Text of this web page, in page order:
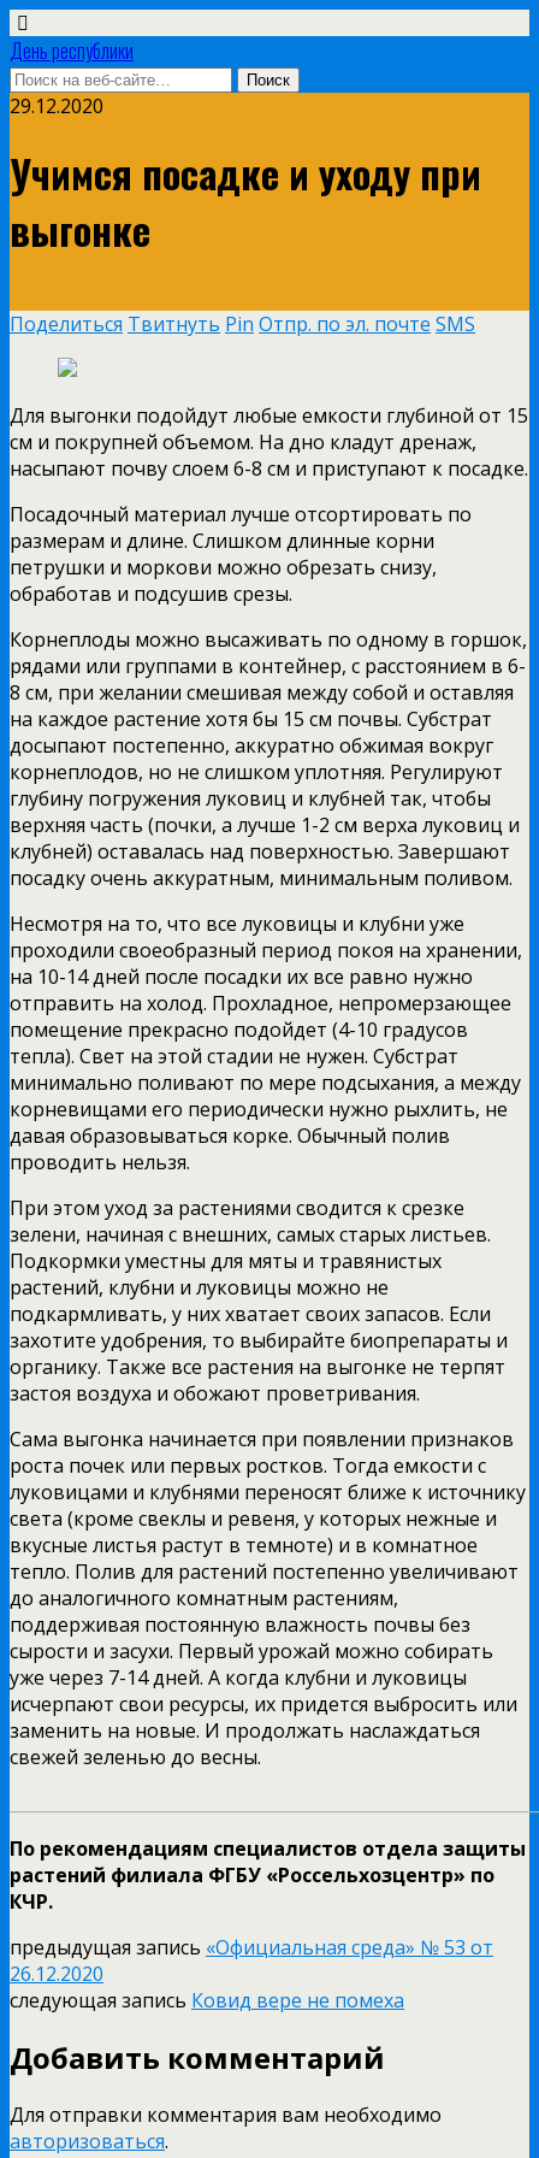
День республики
29.12.2020
Учимся посадке и уходу при
выгонке
Поделиться Твитнуть Pin Отпр. по эл. почте SMS
Для выгонки подойдут любые емкости глубиной от 15
см и покрупней объемом. На дно кладут дренаж,
насыпают почву слоем 6-8 см и приступают к посадке.
Посадочный материал лучше отсортировать по
размерам и длине. Слишком длинные корни
петрушки и моркови можно обрезать снизу,
обработав и подсушив срезы.
Корнеплоды можно высаживать по одному в горшок,
рядами или группами в контейнер, с расстоянием в 6-
8 см, при желании смешивая между собой и оставляя
на каждое растение хотя бы 15 см почвы. Субстрат
досыпают постепенно, аккуратно обжимая вокруг
корнеплодов, но не слишком уплотняя. Регулируют
глубину погружения луковиц и клубней так, чтобы
верхняя часть (почки, а лучше 1-2 см верха луковиц и
клубней) оставалась над поверхностью. Завершают
посадку очень аккуратным, минимальным поливом.
Несмотря на то, что все луковицы и клубни уже
проходили своеобразный период покоя на хранении,
на 10-14 дней после посадки их все равно нужно
отправить на холод. Прохладное, непромерзающее
помещение прекрасно подойдет (4-10 градусов
тепла). Свет на этой стадии не нужен. Субстрат
минимально поливают по мере подсыхания, а между
корневищами его периодически нужно рыхлить, не
давая образовываться корке. Обычный полив
проводить нельзя.
При этом уход за растениями сводится к срезке
зелени, начиная с внешних, самых старых листьев.
Подкормки уместны для мяты и травянистых
растений, клубни и луковицы можно не
подкармливать, у них хватает своих запасов. Если
захотите удобрения, то выбирайте биопрепараты и
органику. Также все растения на выгонке не терпят
застоя воздуха и обожают проветривания.
Сама выгонка начинается при появлении признаков
роста почек или первых ростков. Тогда емкости с
луковицами и клубнями переносят ближе к источнику
света (кроме свеклы и ревеня, у которых нежные и
вкусные листья растут в темноте) и в комнатное
тепло. Полив для растений постепенно увеличивают
до аналогичного комнатным растениям,
поддерживая постоянную влажность почвы без
сырости и засухи. Первый урожай можно собирать
уже через 7-14 дней. А когда клубни и луковицы
исчерпают свои ресурсы, их придется выбросить или
заменить на новые. И продолжать наслаждаться
свежей зеленью до весны.
По рекомендациям специалистов отдела защиты
растений филиала ФГБУ «Россельхозцентр» по
КЧР.
предыдущая запись «Официальная среда» № 53 от
26.12.2020
следующая запись Ковид вере не помеха
Добавить комментарий
Для отправки комментария вам необходимо
авторизоваться.